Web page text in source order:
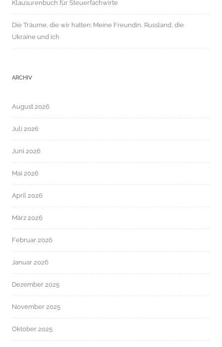
Klausurenbuch für Steuerfachwirte
Die Träume, die wir hatten: Meine Freundin, Russland, die
Ukraine und ich
ARCHIV
August 2026
Juli 2026
Juni 2026
Mai 2026
April 2026
März 2026
Februar 2026
Januar 2026
Dezember 2025
November 2025
Oktober 2025